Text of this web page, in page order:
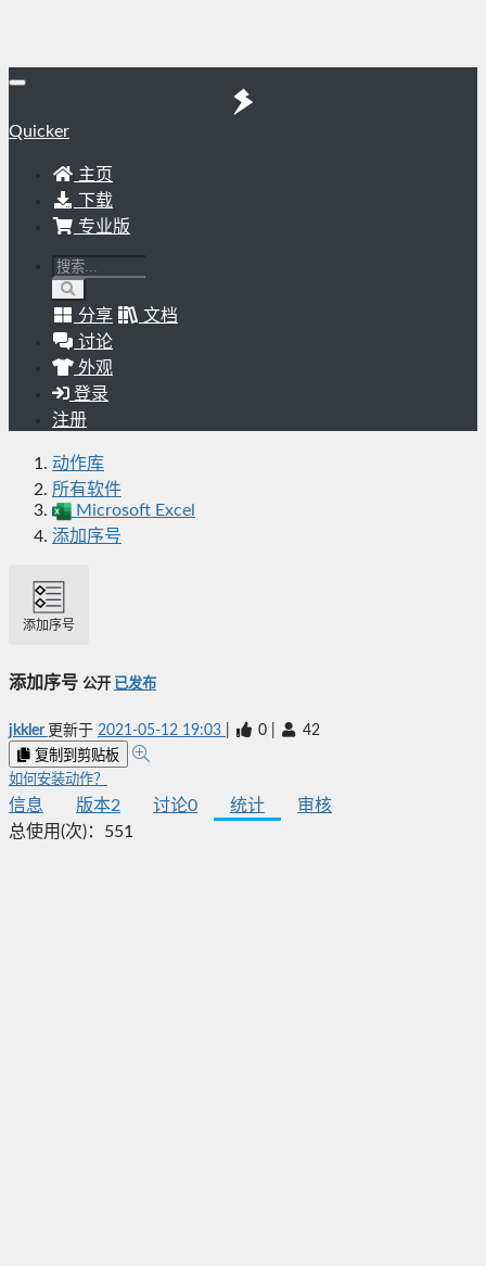
Quicker
主页
下载
专业版
分享
文档
讨论
外观
登录
注册
动作库
所有软件
Microsoft Excel
添加序号
添加序号
添加序号 公开 已发布
jkkler 更新于 2021-05-12 19:03 0 42
复制到剪贴板
如何安装动作？
信息 版本2 讨论0 统计
审核
总使用(次)： 551